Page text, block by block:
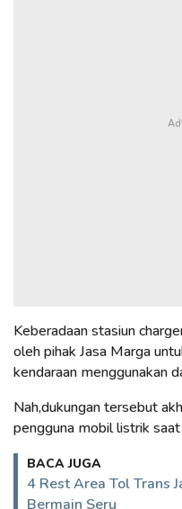
Keberadaan stasiun
oleh pihak Jasa Marga
kendaraan menggunakan
Nah,dukungan tersebut
pengguna mobil listrik
BACA JUGA
4 Rest Area Tol Trans
Bermain Seru